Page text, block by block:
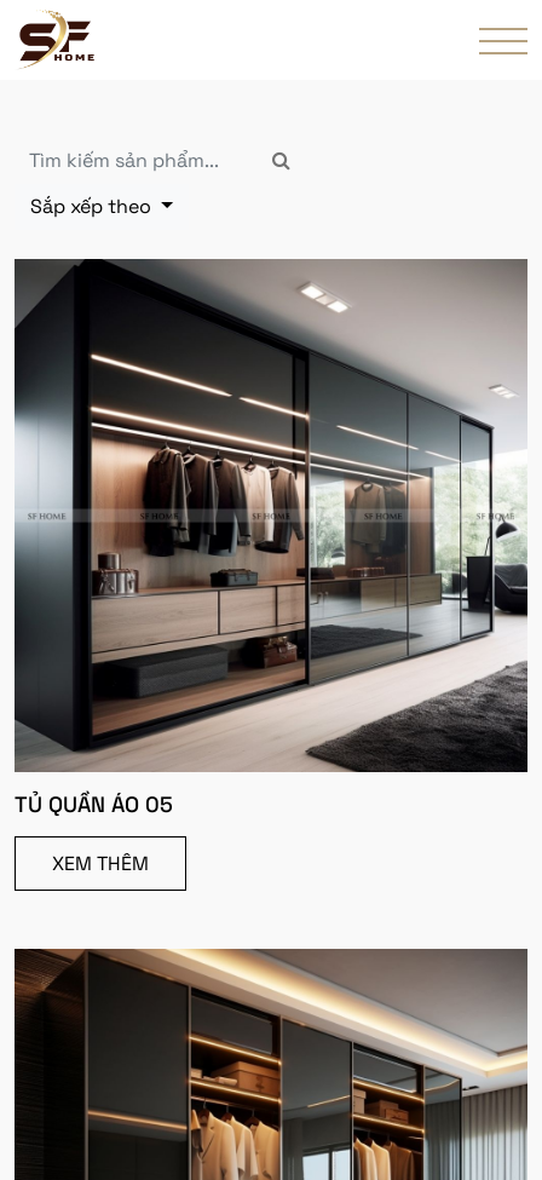
Sắp xếp theo
TỦ QUẦN ÁO 05
XEM THÊM